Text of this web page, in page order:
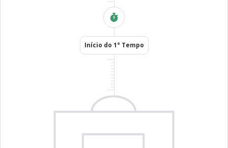
Início do 1° Tempo